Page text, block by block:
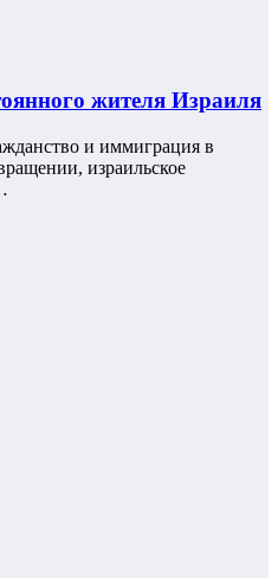
жителя Израиля
и иммиграция в
израильское